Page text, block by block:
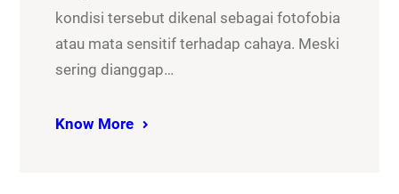
kondisi tersebut dikenal sebagai fotofobia
atau mata sensitif terhadap cahaya. Meski
sering dianggap…
Know More